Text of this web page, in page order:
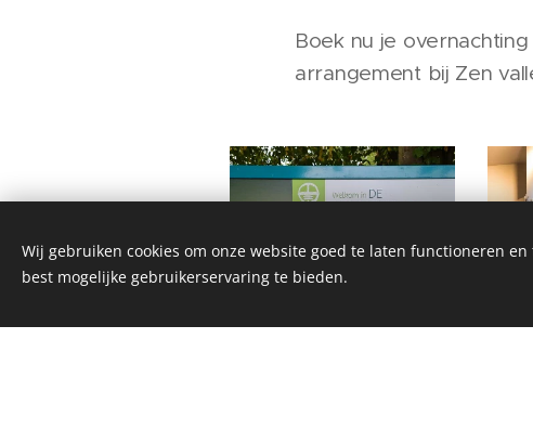
Boek nu je overnachting
arrangement bij Zen
Wij gebruiken cookies om onze website goed te laten functioneren
best mogelijke gebruikerservaring te bieden.